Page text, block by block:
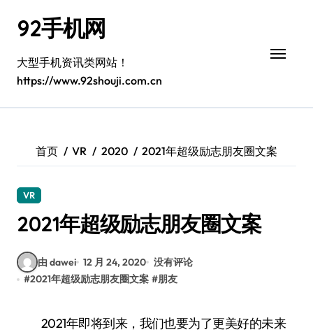
92手机网
大型手机资讯类网站！
https://www.92shouji.com.cn
首页 VR 2020 2021年超级励志朋友圈文案
VR
2021年超级励志朋友圈文案
由 dawei 12 月 24, 2020 没有评论
#2021年超级励志朋友圈文案 #朋友
2021年即将到来，我们也要为了更美好的未来